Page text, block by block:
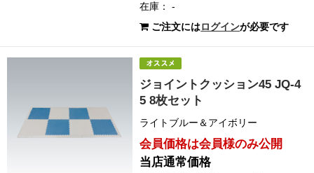
在庫： -
ご注文にはログインが必要です
ジョイントクッション45 JQ-4
5 8枚セット
ライトブルー＆アイボリー
会員価格は会員様のみ公開
当店通常価格